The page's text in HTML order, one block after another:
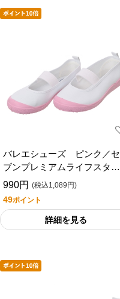
バレエシューズ ピンク／セ
ブンプレミアムライフスタイ
ル
990円 (税込1,089円)
49ポイント
詳細を見る